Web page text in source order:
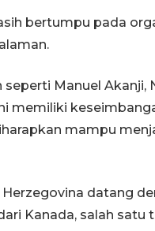
bertumpu pada
Manuel Akanji,
memiliki
mampu
datang
Kanada, salah satu